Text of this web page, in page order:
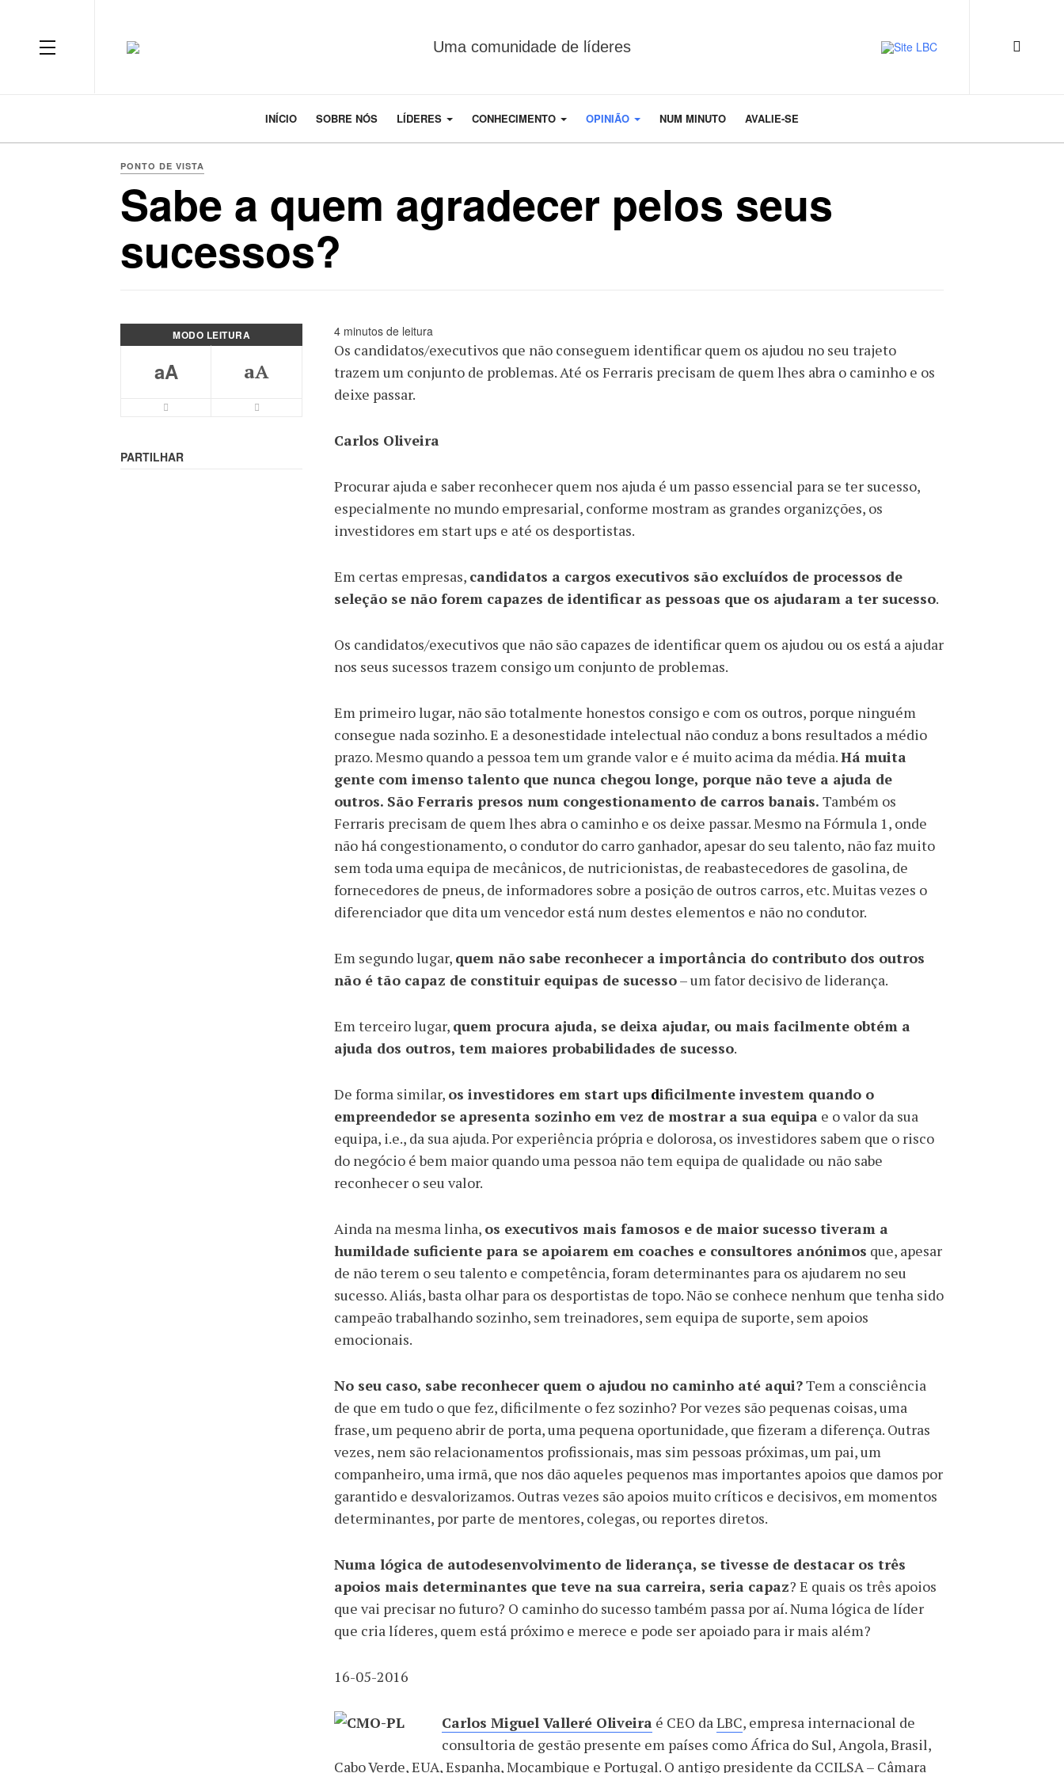
Uma comunidade de líderes
INÍCIO SOBRE NÓS LÍDERES CONHECIMENTO OPINIÃO NUM MINUTO AVALIE-SE
PONTO DE VISTA
Sabe a quem agradecer pelos seus
sucessos?
MODO LEITURA
aA aA
PARTILHAR
4 minutos de leitura
Os candidatos/executivos que não conseguem identificar quem os ajudou no seu trajeto
trazem um conjunto de problemas. Até os Ferraris precisam de quem lhes abra o caminho e os
deixe passar.
Carlos Oliveira
Procurar ajuda e saber reconhecer quem nos ajuda é um passo essencial para se ter sucesso,
especialmente no mundo empresarial, conforme mostram as grandes organizções, os
investidores em start ups e até os desportistas.
Em certas empresas, candidatos a cargos executivos são excluídos de processos de
seleção se não forem capazes de identificar as pessoas que os ajudaram a ter sucesso.
Os candidatos/executivos que não são capazes de identificar quem os ajudou ou os está a ajudar
nos seus sucessos trazem consigo um conjunto de problemas.
Em primeiro lugar, não são totalmente honestos consigo e com os outros, porque ninguém
consegue nada sozinho. E a desonestidade intelectual não conduz a bons resultados a médio
prazo. Mesmo quando a pessoa tem um grande valor e é muito acima da média.Há muita
gente com imenso talento que nunca chegou longe, porque não teve a ajuda de
outros. São Ferraris presos num congestionamento de carros banais. Também os
Ferraris precisam de quem lhes abra o caminho e os deixe passar. Mesmo na Fórmula 1, onde
não há congestionamento, o condutor do carro ganhador, apesar do seu talento, não faz muito
sem toda uma equipa de mecânicos, de nutricionistas, de reabastecedores de gasolina, de
fornecedores de pneus, de informadores sobre a posição de outros carros, etc. Muitas vezes o
diferenciador que dita um vencedor está num destes elementos e não no condutor.
Em segundo lugar, quem não sabe reconhecer a importância do contributo dos outros
não é tão capaz de constituir equipas de sucesso– um fator decisivo de liderança.
Em terceiro lugar, quem procura ajuda, se deixa ajudar, ou mais facilmente obtém a
ajuda dos outros, tem maiores probabilidades de sucesso.
De forma similar, os investidores em start ups dificilmente investem quando o
empreendedor se apresenta sozinho em vez de mostrar a sua equipa e o valor da sua
equipa, i.e., da sua ajuda. Por experiência própria e dolorosa, os investidores sabem que o risco
do negócio é bem maior quando uma pessoa não tem equipa de qualidade ou não sabe
reconhecer o seu valor.
Ainda na mesma linha, os executivos mais famosos e de maior sucesso tiveram a
humildade suficiente para se apoiarem em coaches e consultores anónimos que, apesar
de não terem o seu talento e competência, foram determinantes para os ajudarem no seu
sucesso. Aliás, basta olhar para os desportistas de topo. Não se conhece nenhum que tenha sido
campeão trabalhando sozinho, sem treinadores, sem equipa de suporte, sem apoios
emocionais.
No seu caso, sabe reconhecer quem o ajudou no caminho até aqui?Tem a consciência
de que em tudo o que fez, dificilmente o fez sozinho? Por vezes são pequenas coisas, uma
frase, um pequeno abrir de porta, uma pequena oportunidade, que fizeram a diferença. Outras
vezes, nem são relacionamentos profissionais, mas sim pessoas próximas, um pai, um
companheiro, uma irmã, que nos dão aqueles pequenos mas importantes apoios que damos por
garantido e desvalorizamos. Outras vezes são apoios muito críticos e decisivos, em momentos
determinantes, por parte de mentores, colegas, ou reportes diretos.
Numa lógica de autodesenvolvimento de liderança, se tivesse de destacar os três
apoios mais determinantes que teve na sua carreira, seria capaz? E quais os três apoios
que vai precisar no futuro? O caminho do sucesso também passa por aí. Numa lógica de líder
que cria líderes, quem está próximo e merece e pode ser apoiado para ir mais além?
16-05-2016
Carlos Miguel Valleré Oliveira é CEO daLBC, empresa internacional de
consultoria de gestão presente em países como África do Sul, Angola, Brasil,
Cabo Verde, EUA, Espanha, Moçambique e Portugal. O antigo presidente da CCILSA – Câmara